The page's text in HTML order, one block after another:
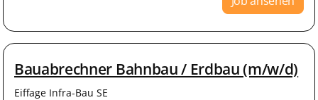
Bauabrechner Bahnbau / Erdbau (m/w/d)
Eiffage Infra-Bau SE